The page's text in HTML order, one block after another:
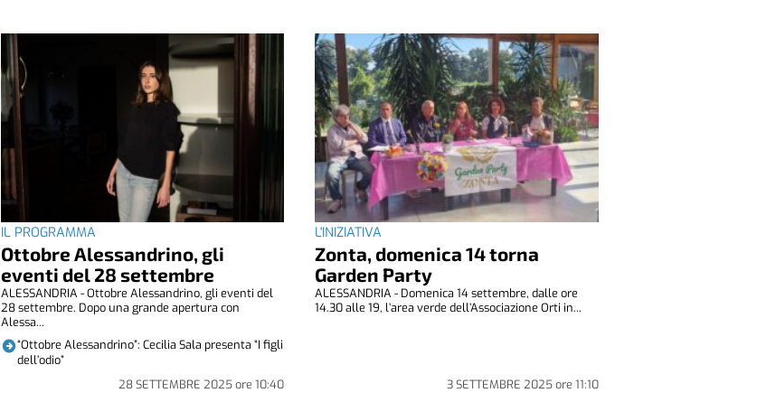
IL PROGRAMMA
Ottobre Alessandrino, gli
eventi del 28 settembre
28 SETTEMBRE 2025ore 10:40
ALESSANDRIA - Ottobre Alessandrino, gli eventi del
28 settembre. Dopo una grande apertura con
Alessa...
“Ottobre Alessandrino”: Cecilia Sala presenta “I figli
dell’odio”
L'INIZIATIVA
Zonta, domenica 14 torna
Garden Party
3 SETTEMBRE 2025ore 11:10
ALESSANDRIA - Domenica 14 settembre, dalle ore
14.30 alle 19, l’area verde dell’Associazione Orti in...